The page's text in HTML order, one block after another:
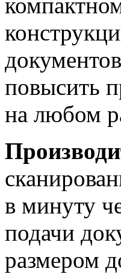
повысить
на любом
в минуту
подачи
размером